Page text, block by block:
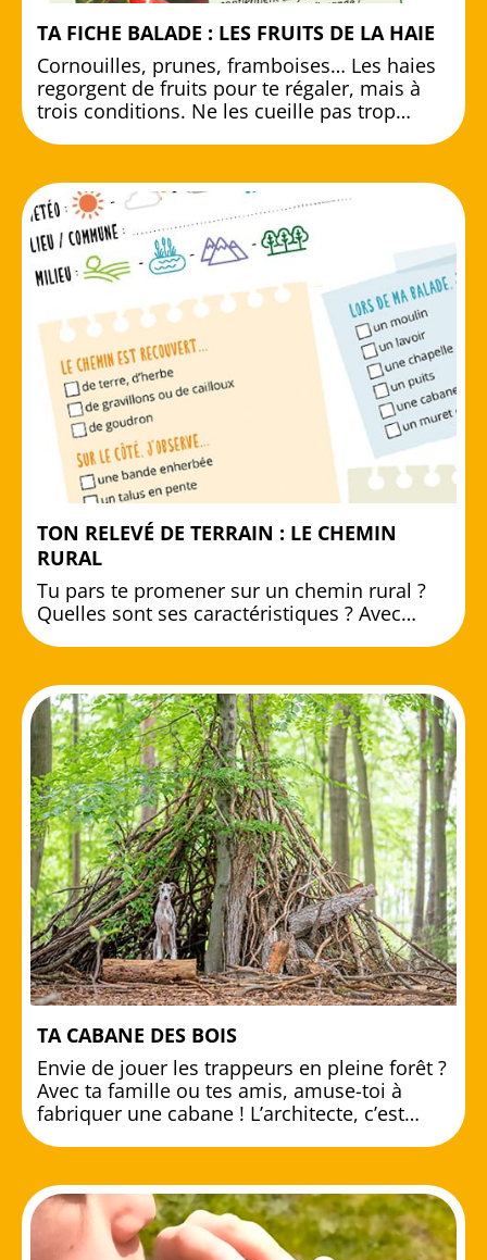
TA FICHE BALADE : LES FRUITS DE LA HAIE
Cornouilles, prunes, framboises… Les haies
regorgent de fruits pour te régaler, mais à
trois conditions. Ne les cueille pas trop…
TON RELEVÉ DE TERRAIN : LE CHEMIN
RURAL
Tu pars te promener sur un chemin rural ?
Quelles sont ses caractéristiques ? Avec…
TA CABANE DES BOIS
Envie de jouer les trappeurs en pleine forêt ?
Avec ta famille ou tes amis, amuse-toi à
fabriquer une cabane ! L’architecte, c’est…